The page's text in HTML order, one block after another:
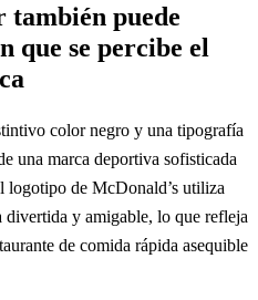
también puede
que se percibe el
color negro y una tipografía
una marca deportiva sofisticada
logotipo de McDonald’s utiliza
y amigable, lo que refleja
de comida rápida asequible